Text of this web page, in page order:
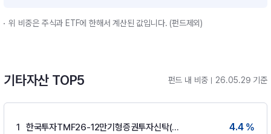
위 비중은 주식과 ETF에 한해서 계산된 값입니다. (펀드제외)
기타자산 TOP5 펀드 내 비중 26.05.29 기준
1 한국투자TMF26-12만기형증권투자신탁(채권) 4.4 %